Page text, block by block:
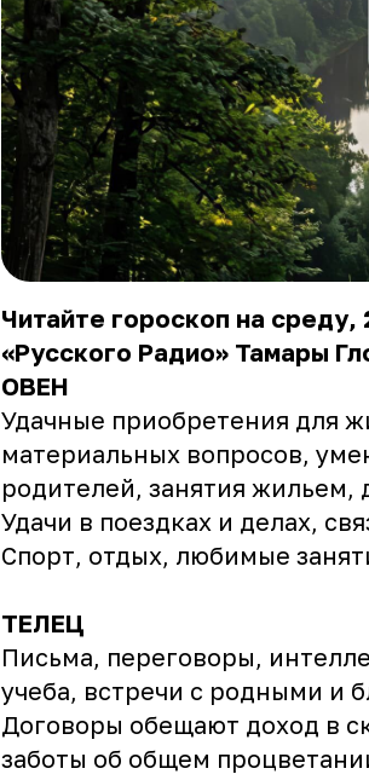
Читайте гороскоп на среду,
«Русского Радио» Тамары
ОВЕН
Удачные приобретения для
материальных вопросов,
родителей, занятия
Удачи в поездках и делах,
Спорт, отдых, любимые
ТЕЛЕЦ
Письма, переговоры,
учеба, встречи с родными и
Договоры обещают доход в
заботы об общем